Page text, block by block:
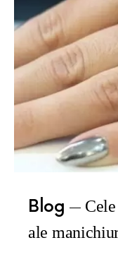
Blog
ale